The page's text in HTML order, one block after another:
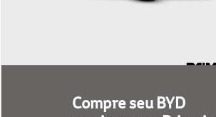
seminovo na Primeira